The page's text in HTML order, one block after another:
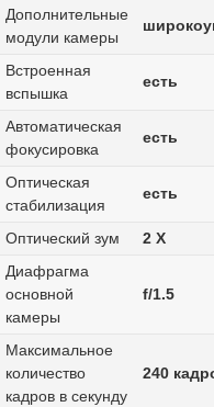
Дополнительные
модули камеры
Встроенная
вспышка
есть
Автоматическая
фокусировка
есть
Оптическая
стабилизация
есть
Оптический зум
2 Х
Диафрагма
основной
камеры
f/1.5
Максимальное
количество
кадров в секунду
240